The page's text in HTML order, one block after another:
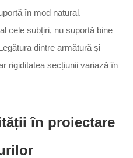
în mod natural.
cele subțiri, nu suportă bine
dintre armătură și
rigiditatea secțiunii variază în
în proiectare